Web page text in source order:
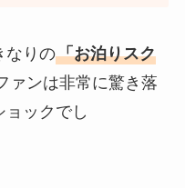
なりの「お泊りスク
ァンは非常に驚き落
ックでし